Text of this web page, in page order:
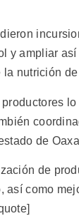
y ampliar
nutrición
de
de
como